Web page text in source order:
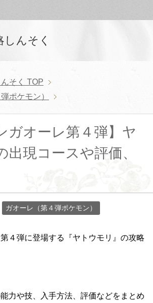
んそく
そく TOP
ポケモン）
ガオーレ第４弾】ヤ
出現コースや評価、
ガオーレ（第４弾ポケモン）
４弾に登場する『ヤトウモリ』の攻略
能力や技、入手方法、評価などをまとめ